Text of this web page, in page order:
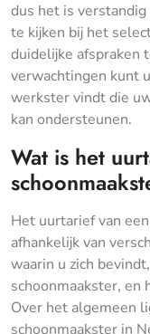
dus het is
te kijken bij het
duidelijke afspraken
verwachtingen kunt
werkster vindt die
kan ondersteunen.
Wat is het
Het uurtarief van
afhankelijk van
waarin u zich
schoonmaakster,
Over het algemeen
schoonmaakster in